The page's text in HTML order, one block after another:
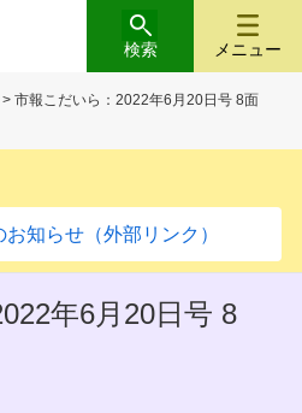
メニュー
検索
> 市報こだいら：2022年6月20日号 8面
知らせ（外部リンク）
年6月20日号 8